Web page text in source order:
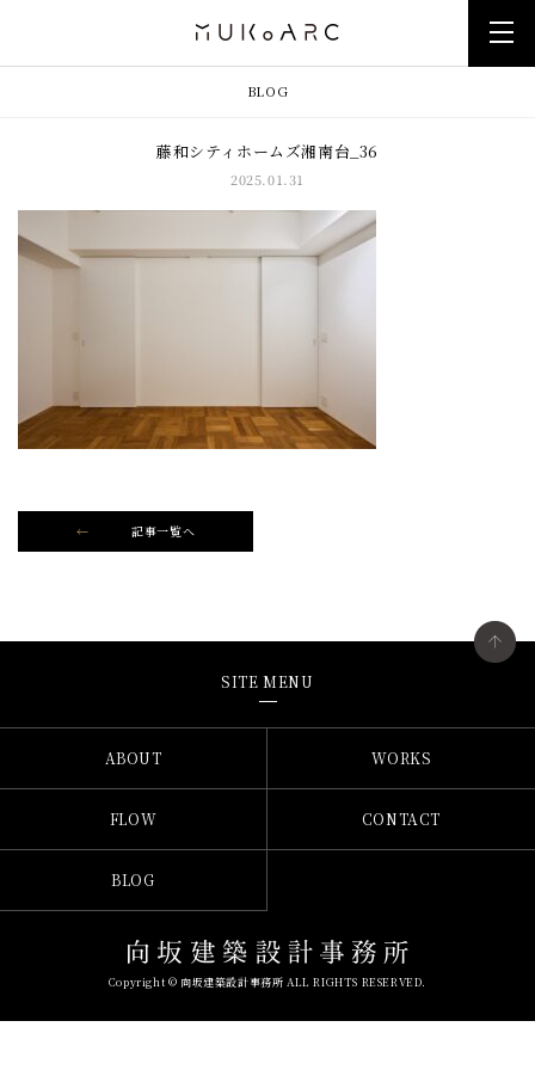
BLOG
藤和シティホームズ湘南台_36
2025.01.31
記事一覧へ
SITE MENU
ABOUT WORKS
FLOW CONTACT
BLOG
Copyright © 向坂建築設計事務所 ALL RIGHTS RESERVED.